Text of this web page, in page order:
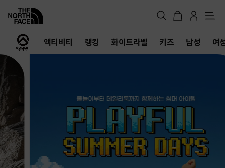
메
스
페
이
스
공
식
온
라
액티비티 랭킹 화이트라벨 키즈 남성 여